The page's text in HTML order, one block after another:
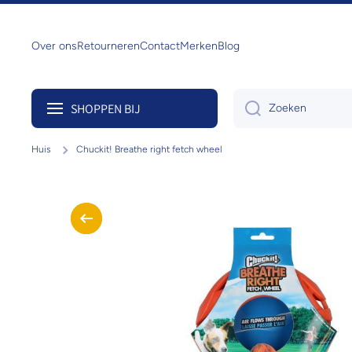
Over onsRetournerenContactMerkenBlog
SHOPPEN BIJ Zoeken
Huis Chuckit! Breathe right fetch wheel
Ga naar productinformatie